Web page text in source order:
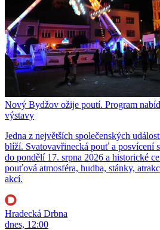
Nový Bydžov ožije poutí. Program
výstavy
Jedna z největších společenských
blíží. Svatovavřinecká pouť a posvícení
do pondělí 17. srpna 2026 a historické
pouťová atmosféra, hudba, stánky,
akcí.
Hradecká Drbna
dnes, 12:00